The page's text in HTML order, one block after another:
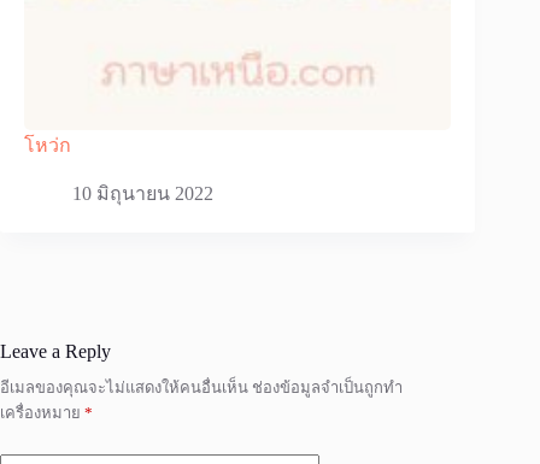
โหว่ก
10 มิถุนายน 2022
Leave a Reply
อีเมลของคุณจะไม่แสดงให้คนอื่นเห็น ช่องข้อมูลจำเป็นถูกทำ
เครื่องหมาย *